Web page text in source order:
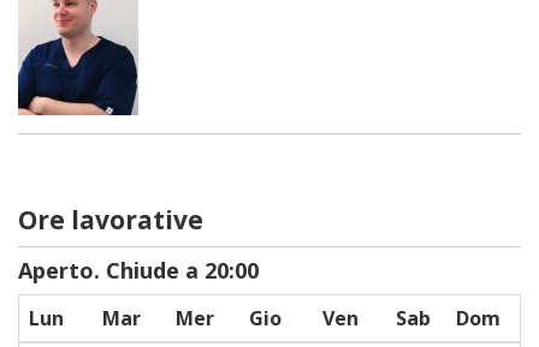
Ore lavorative
Aperto. Chiude a 20:00
Lun Mar Mer Gio Ven Sab
Dom